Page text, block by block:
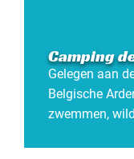
Camping
Gelegen aan
Belgische
zwemmen,